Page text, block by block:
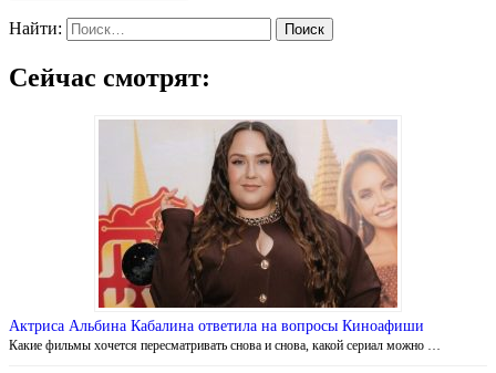
Найти:
Сейчас смотрят:
Актриса Альбина Кабалина ответила на вопросы Киноафиши
Какие фильмы хочется пересматривать снова и снова, какой сериал можно …